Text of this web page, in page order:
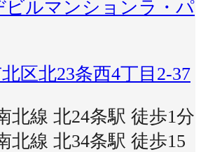
ビルマンションラ・パ
区北23条西4丁目2-37
北線 北24条駅 徒歩1分
北線 北34条駅 徒歩15